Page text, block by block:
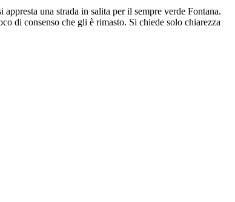
una strada in salita per il sempre verde Fontana.
di consenso che gli è rimasto. Si chiede solo chiarezza